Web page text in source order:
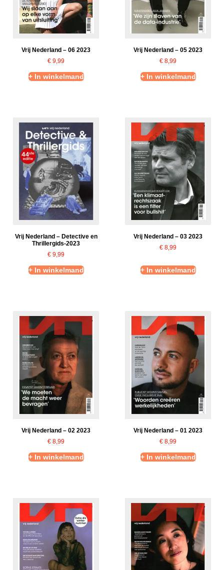
Vrij Nederland – 06 2023
€ 9,99
+ In winkelmand
Vrij Nederland – 05 2023
€ 8,99
+ In winkelmand
Vrij Nederland – Detective en
Thrillergids-2023
€ 9,99
+ In winkelmand
Vrij Nederland – 03 2023
€ 8,99
+ In winkelmand
Vrij Nederland – 02 2023
€ 8,99
+ In winkelmand
Vrij Nederland – 01 2023
€ 8,99
+ In winkelmand